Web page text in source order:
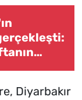
Diyarbakır